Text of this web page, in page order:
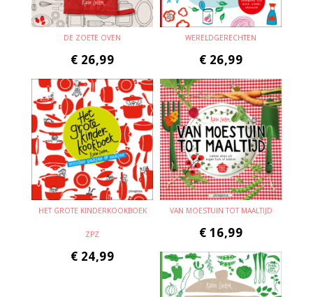
DE ZOETE OVEN
€ 26,99
WERELDGERECHTEN
€ 26,99
HET GROTE KINDERKOOKBOEK
ZPZ
€ 24,99
VAN MOESTUIN TOT MAALTIJD
€ 16,99